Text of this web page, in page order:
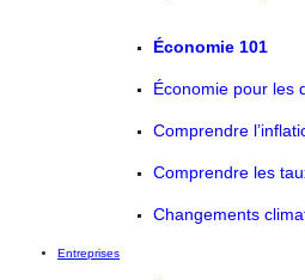
Économie 101
Économie pour les
Comprendre
Comprendre les
Changements
Entreprises